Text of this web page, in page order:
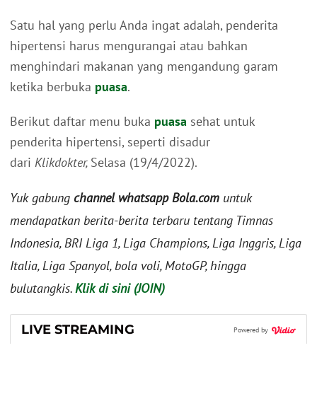
Satu hal yang perlu Anda ingat adalah, penderita
hipertensi harus mengurangai atau bahkan
menghindari makanan yang mengandung garam
ketika berbuka puasa.
Berikut daftar menu buka puasa sehat untuk
penderita hipertensi, seperti disadur
dari Klikdokter, Selasa (19/4/2022).
Yuk gabung channel whatsapp Bola.com untuk
mendapatkan berita-berita terbaru tentang Timnas
Indonesia, BRI Liga 1, Liga Champions, Liga Inggris, Liga
Italia, Liga Spanyol, bola voli, MotoGP, hingga
bulutangkis.Klik di sini (JOIN)
LIVE STREAMING Powered by